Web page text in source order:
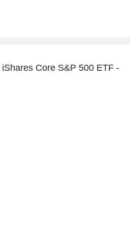
iShares Core S&P 500 ETF -